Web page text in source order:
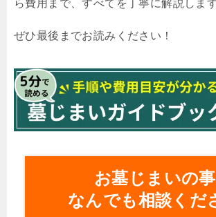
ら費用まで、すべてを丁寧に解説します
ぜひ最後までお読みください！
お墓じまいの事
なんでも相談くだ